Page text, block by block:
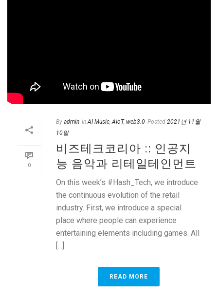
0
By admin In AI Music AIoT, web3.0 Posted 2021년 11월
10일
비즈테크코리아 :: 인공지
능 음악과 리테일테인먼트
On this week’s #Hash_Tech, we introduce
the continuous evolution of the retail
industry. First, we introduce a special
place where people can experience
entertaining elements including games. All
[...]
READ MORE